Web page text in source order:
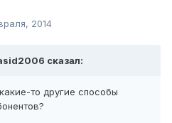
2014
сказал:
то другие способы